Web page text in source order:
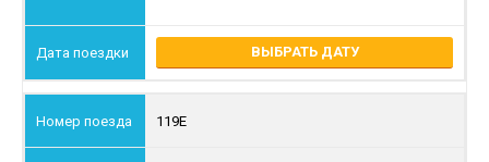
ВЫБРАТЬ ДАТУ
119Е